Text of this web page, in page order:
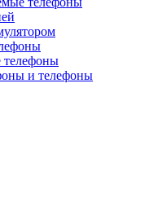
телефоны
и телефоны